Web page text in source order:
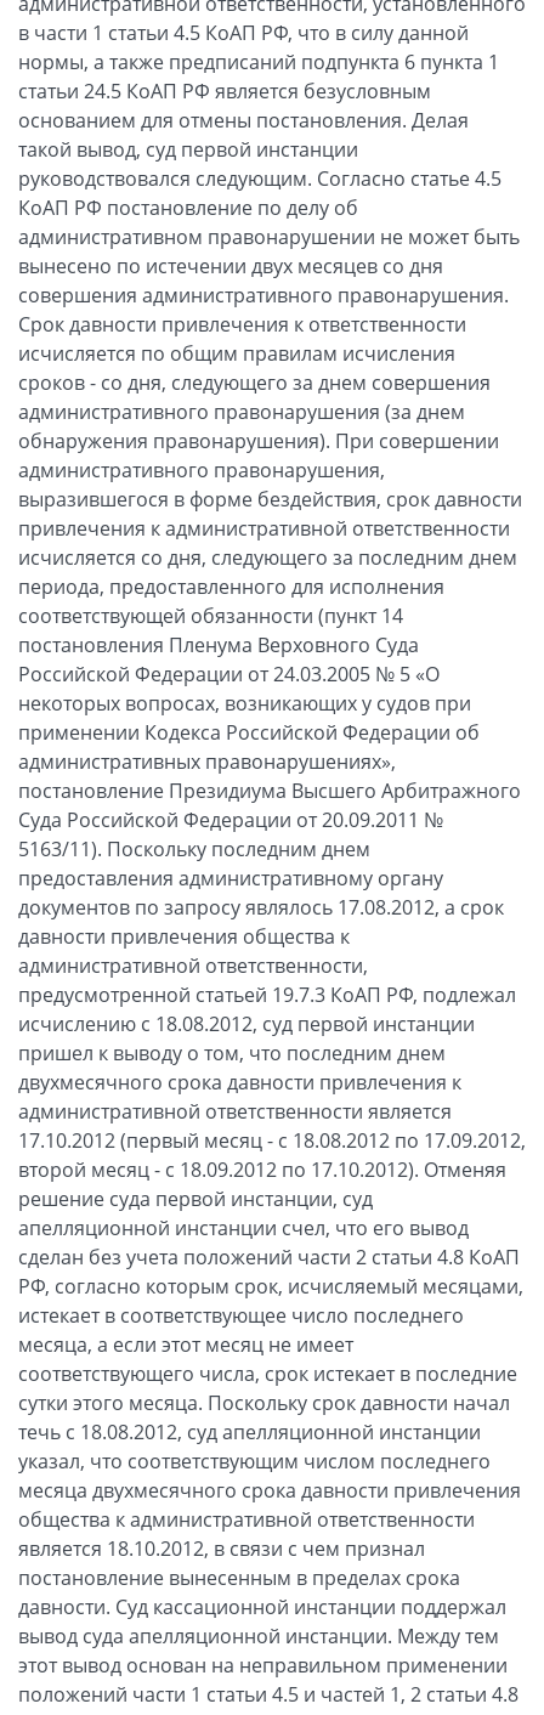
в части 1 статьи 4.5 КоАП РФ, что в силу данной
нормы, а также предписаний подпункта 6 пункта 1
статьи 24.5 КоАП РФ является безусловным
основанием для отмены постановления. Делая
такой вывод, суд первой инстанции
руководствовался следующим. Согласно статье 4.5
КоАП РФ постановление по делу об
административном правонарушении не может быть
вынесено по истечении двух месяцев со дня
совершения административного правонарушения.
Срок давности привлечения к ответственности
исчисляется по общим правилам исчисления
сроков - со дня, следующего за днем совершения
административного правонарушения (за днем
обнаружения правонарушения). При совершении
административного правонарушения,
выразившегося в форме бездействия, срок давности
привлечения к административной ответственности
исчисляется со дня, следующего за последним днем
периода, предоставленного для исполнения
соответствующей обязанности (пункт 14
постановления Пленума Верховного Суда
Российской Федерации от 24.03.2005 № 5 «О
некоторых вопросах, возникающих у судов при
применении Кодекса Российской Федерации об
административных правонарушениях»,
постановление Президиума Высшего Арбитражного
Суда Российской Федерации от 20.09.2011 №
5163/11). Поскольку последним днем
предоставления административному органу
документов по запросу являлось 17.08.2012, а срок
давности привлечения общества к
административной ответственности,
предусмотренной статьей 19.7.3 КоАП РФ, подлежал
исчислению с 18.08.2012, суд первой инстанции
пришел к выводу о том, что последним днем
двухмесячного срока давности привлечения к
административной ответственности является
17.10.2012 (первый месяц - с 18.08.2012 по 17.09.2012,
второй месяц - с 18.09.2012 по 17.10.2012). Отменяя
решение суда первой инстанции, суд
апелляционной инстанции счел, что его вывод
сделан без учета положений части 2 статьи 4.8 КоАП
РФ, согласно которым срок, исчисляемый месяцами,
истекает в соответствующее число последнего
месяца, а если этот месяц не имеет
соответствующего числа, срок истекает в последние
сутки этого месяца. Поскольку срок давности начал
течь с 18.08.2012, суд апелляционной инстанции
указал, что соответствующим числом последнего
месяца двухмесячного срока давности привлечения
общества к административной ответственности
является 18.10.2012, в связи с чем признал
постановление вынесенным в пределах срока
давности. Суд кассационной инстанции поддержал
вывод суда апелляционной инстанции. Между тем
этот вывод основан на неправильном применении
положений части 1 статьи 4.5 и частей 1, 2 статьи 4.8